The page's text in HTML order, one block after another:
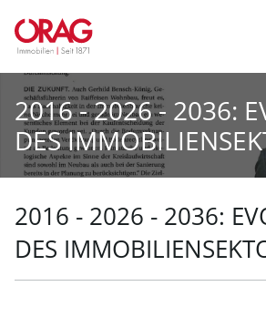
2016 - 2026 - 2036:
DES
2016 - 2026 - 2036:
DES